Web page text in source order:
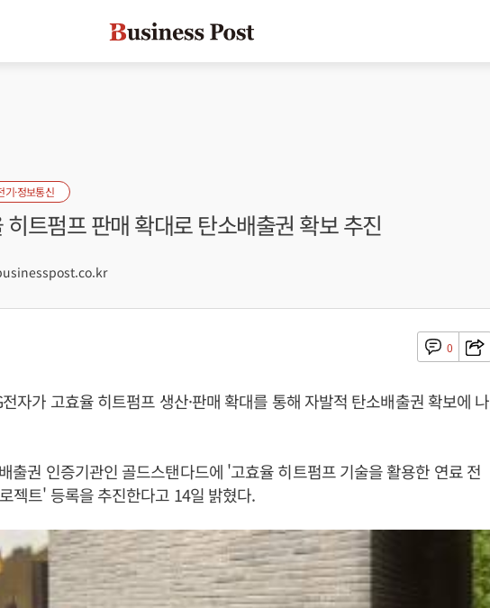
기·정보통신
히트펌프 판매 확대로 탄소배출권 확보 추진
0
자가 고효율 히트펌프 생산·판매 확대를 통해 자발적 탄소배출권 확보에 나
출권 인증기관인 골드스탠다드에 '고효율 히트펌프 기술을 활용한 연료 전
젝트' 등록을 추진한다고 14일 밝혔다.